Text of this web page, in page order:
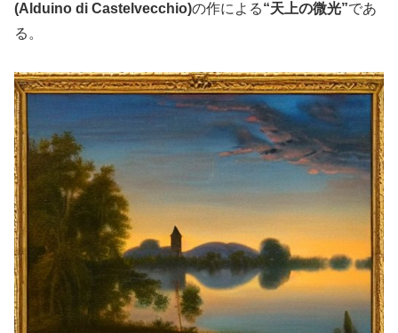
(Alduino di Castelvecchio)の作による“天上の微光”であ
る。